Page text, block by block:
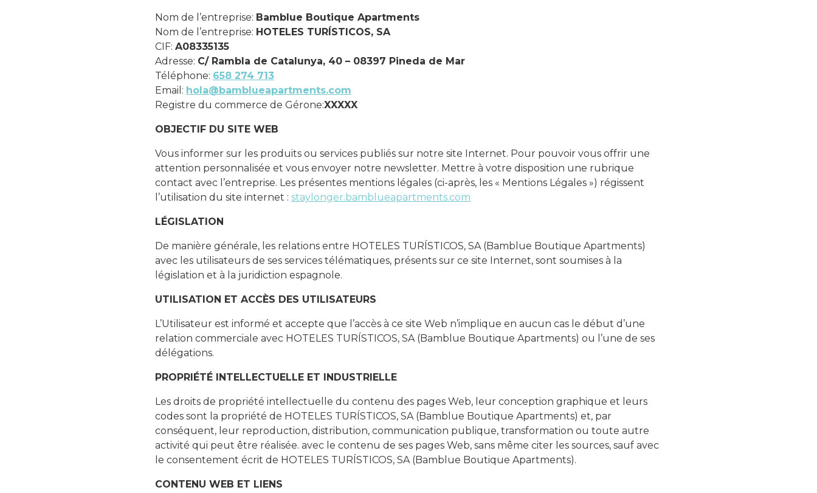
Nom de l’entreprise: Bamblue Boutique Apartments
Nom de l’entreprise: HOTELES TURÍSTICOS, SA
CIF: A08335135
Adresse: C/ Rambla de Catalunya, 40 – 08397 Pineda de Mar
Téléphone: 658 274 713
Email: hola@bamblueapartments.com
Registre du commerce de Gérone:XXXXX
OBJECTIF DU SITE WEB
Vous informer sur les produits ou services publiés sur notre site Internet. Pour pouvoir vous offrir une
attention personnalisée et vous envoyer notre newsletter. Mettre à votre disposition une rubrique
contact avec l’entreprise. Les présentes mentions légales (ci-après, les « Mentions Légales ») régissent
l’utilisation du site internet : staylonger.bamblueapartments.com
LÉGISLATION
De manière générale, les relations entre HOTELES TURÍSTICOS, SA (Bamblue Boutique Apartments)
avec les utilisateurs de ses services télématiques, présents sur ce site Internet, sont soumises à la
législation et à la juridiction espagnole.
UTILISATION ET ACCÈS DES UTILISATEURS
L’Utilisateur est informé et accepte que l’accès à ce site Web n’implique en aucun cas le début d’une
relation commerciale avec HOTELES TURÍSTICOS, SA (Bamblue Boutique Apartments) ou l’une de ses
délégations.
PROPRIÉTÉ INTELLECTUELLE ET INDUSTRIELLE
Les droits de propriété intellectuelle du contenu des pages Web, leur conception graphique et leurs
codes sont la propriété de HOTELES TURÍSTICOS, SA (Bamblue Boutique Apartments) et, par
conséquent, leur reproduction, distribution, communication publique, transformation ou toute autre
activité qui peut être réalisée. avec le contenu de ses pages Web, sans même citer les sources, sauf avec
le consentement écrit de HOTELES TURÍSTICOS, SA (Bamblue Boutique Apartments).
CONTENU WEB ET LIENS